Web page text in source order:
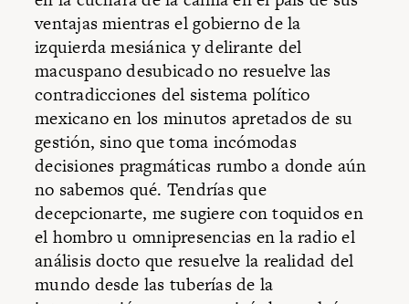
ventajas mientras el gobierno de la
izquierda mesiánica y delirante del
macuspano desubicado no resuelve las
contradicciones del sistema político
mexicano en los minutos apretados de su
gestión, sino que toma incómodas
decisiones pragmáticas rumbo a donde aún
no sabemos qué. Tendrías que
decepcionarte, me sugiere con toquidos en
el hombro u omnipresencias en la radio el
análisis docto que resuelve la realidad del
mundo desde las tuberías de la